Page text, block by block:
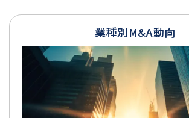
業種別M&A動向